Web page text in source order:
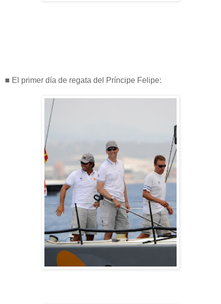
■ El primer día de regata del Príncipe Felipe: